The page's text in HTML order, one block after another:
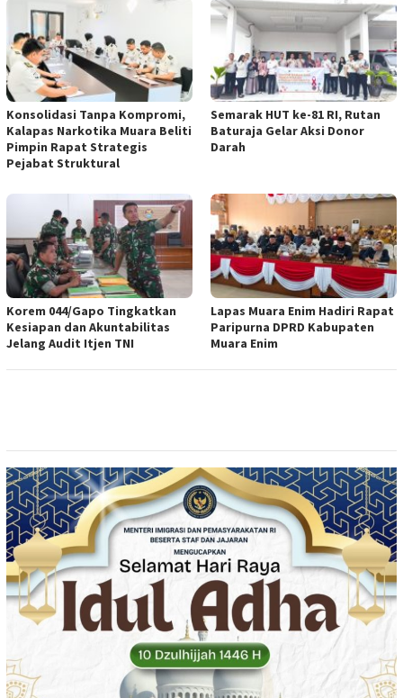
Konsolidasi Tanpa Kompromi,
Kalapas Narkotika Muara Beliti
Pimpin Rapat Strategis
Pejabat Struktural
Semarak HUT ke-81 RI, Rutan
Baturaja Gelar Aksi Donor
Darah
Korem 044/Gapo Tingkatkan
Kesiapan dan Akuntabilitas
Jelang Audit Itjen TNI
Lapas Muara Enim Hadiri Rapat
Paripurna DPRD Kabupaten
Muara Enim